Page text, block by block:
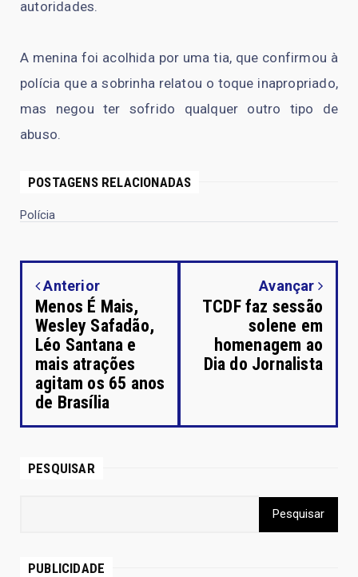
autoridades.
A menina foi acolhida por uma tia, que confirmou à
polícia que a sobrinha relatou o toque inapropriado,
mas negou ter sofrido qualquer outro tipo de
abuso.
POSTAGENS RELACIONADAS
Polícia
Anterior
Menos É Mais,
Wesley Safadão,
Léo Santana e
mais atrações
agitam os 65 anos
de Brasília
Avançar
TCDF faz sessão
solene em
homenagem ao
Dia do Jornalista
PESQUISAR
PUBLICIDADE